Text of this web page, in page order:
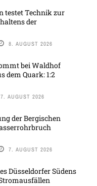
testet Technik zur
der
8. AUGUST 2026
bei Waldhof
dem Quark: 1:2
7. AUGUST 2026
der Bergischen
7. AUGUST 2026
Düsseldorfer Südens